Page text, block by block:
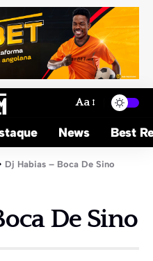
Aa
News Best
Dj Habias – Boca De Sino
De Sino